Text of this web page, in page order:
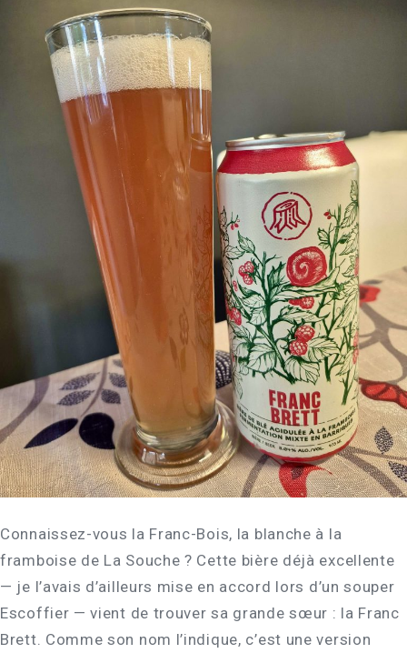
Connaissez-vous la Franc-Bois, la blanche à la
framboise de La Souche ? Cette bière déjà excellente
— je l’avais d’ailleurs mise en accord lors d’un souper
Escoffier — vient de trouver sa grande sœur : la Franc
Brett. Comme son nom l’indique, c’est une version